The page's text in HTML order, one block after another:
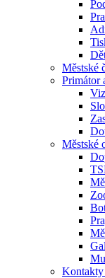
Městské
Primátor
Městské
Kontakty